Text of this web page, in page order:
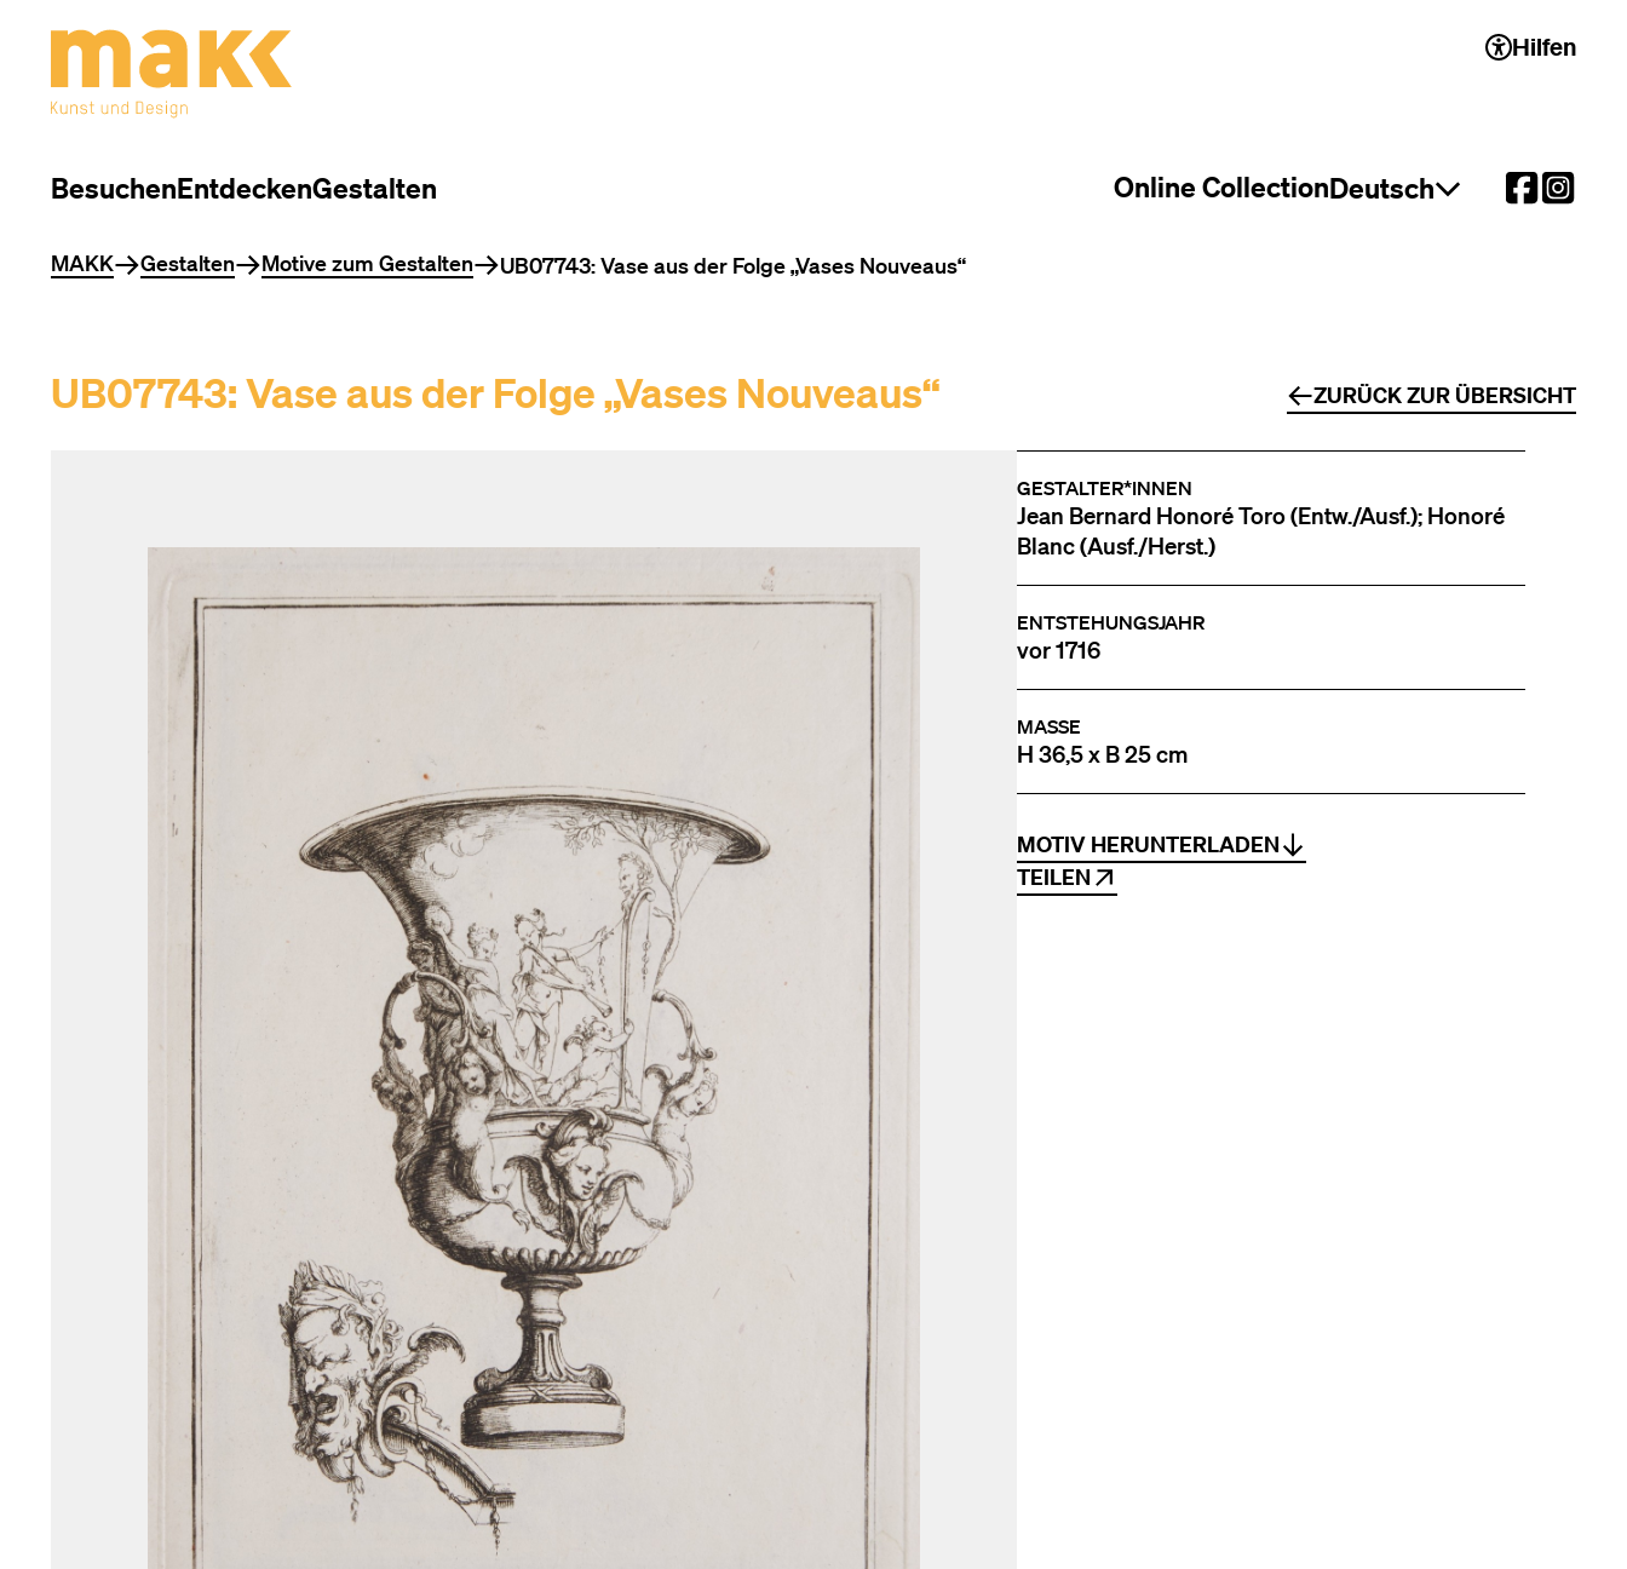
Hilfen
BesuchenEntdeckenGestalten Online CollectionSprachauswahl öffnen
Deutsch
Sie befinden sich hier
MAKK Gestalten Motive zum Gestalten UB07743: Vase aus der Folge „Vases Nouveaus“
UB07743: Vase aus der Folge „Vases Nouveaus“ ZURÜCK ZUR ÜBERSICHT
GESTALTER*INNEN
Jean Bernard Honoré Toro (Entw./Ausf.); Honoré
Blanc (Ausf./Herst.)
ENTSTEHUNGSJAHR
vor 1716
MASSE
H 36,5 x B 25 cm
MOTIV HERUNTERLADEN
TEILEN